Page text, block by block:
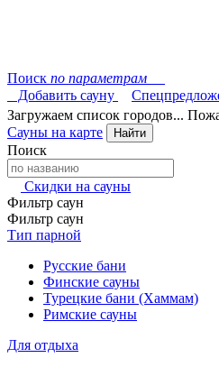
Поиск по параметрам
Добавить сауну
Загружаем список городов...
Сауны на карте
Найти
Поиск
Скидки на сауны
Фильтр саун
Фильтр саун
Тип парной
Русские бани
Финские сауны
Турецкие бани (Хаммам)
Римские сауны
Для отдыха